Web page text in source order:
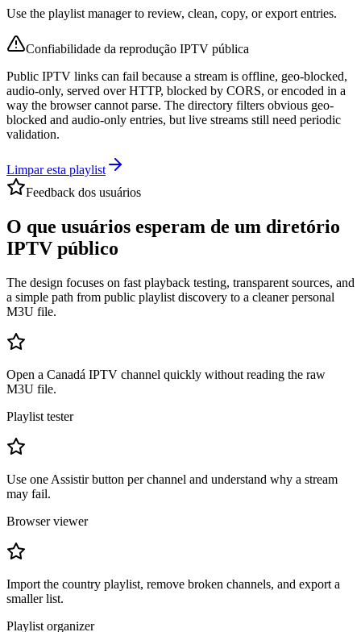
Use the playlist manager to review, clean, copy, or export entries.
Confiabilidade da reprodução IPTV pública
Public IPTV links can fail because a stream is offline, geo-blocked,
audio-only, served over HTTP, blocked by CORS, or encoded in a
way the browser cannot parse. The directory filters obvious geo-
blocked and audio-only entries, but live streams still need periodic
validation.
Limpar esta playlist
Feedback dos usuários
O que usuários esperam de um diretório
IPTV público
The design focuses on fast playback testing, transparent sources, and
a simple path from public playlist discovery to a cleaner personal
M3U file.
Open a Canadá IPTV channel quickly without reading the raw
M3U file.
Playlist tester
Use one Assistir button per channel and understand why a stream
may fail.
Browser viewer
Import the country playlist, remove broken channels, and export a
smaller list.
Playlist organizer